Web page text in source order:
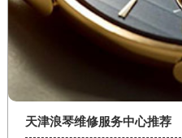
天津浪琴维修服务中心推荐